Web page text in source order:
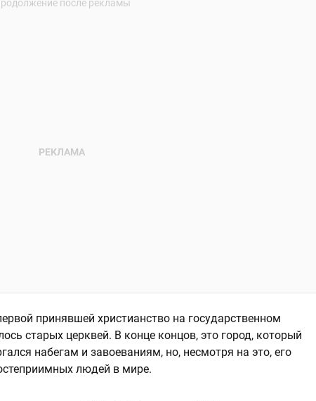
принявшей христианство на государственном
старых церквей. В конце концов, это город, который
набегам и завоеваниям, но, несмотря на это, его
людей в мире.